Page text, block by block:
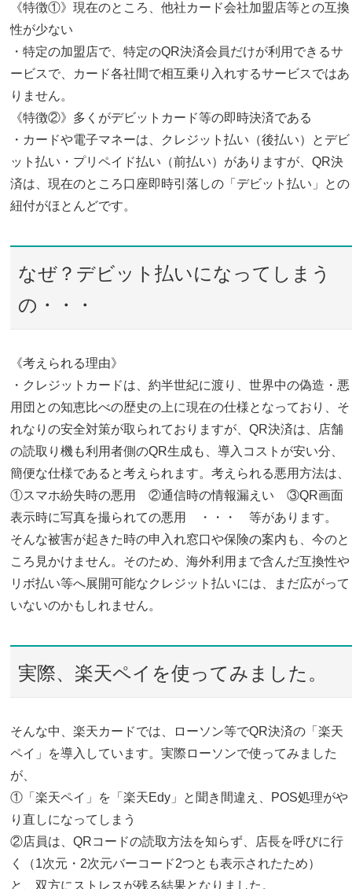
《特徴①》現在のところ、他社カード会社加盟店等との互換
性が少ない
・特定の加盟店で、特定のQR決済会員だけが利用できるサ
ービスで、カード各社間で相互乗り入れするサービスではあ
りません。
《特徴②》多くがデビットカード等の即時決済である
・カードや電子マネーは、クレジット払い（後払い）とデビ
ット払い・プリペイド払い（前払い）がありますが、QR決
済は、現在のところ口座即時引落しの「デビット払い」との
紐付がほとんどです。
なぜ？デビット払いになってしまう
の・・・
《考えられる理由》
・クレジットカードは、約半世紀に渡り、世界中の偽造・悪
用団との知恵比べの歴史の上に現在の仕様となっており、そ
れなりの安全対策が取られておりますが、QR決済は、店舗
の読取り機も利用者側のQR生成も、導入コストが安い分、
簡便な仕様であると考えられます。考えられる悪用方法は、
①スマホ紛失時の悪用 ②通信時の情報漏えい ③QR画面
表示時に写真を撮られての悪用 ・・・ 等があります。
そんな被害が起きた時の申入れ窓口や保険の案内も、今のと
ころ見かけません。そのため、海外利用まで含んだ互換性や
リボ払い等へ展開可能なクレジット払いには、まだ広がって
いないのかもしれません。
実際、楽天ペイを使ってみました。
そんな中、楽天カードでは、ローソン等でQR決済の「楽天
ペイ」を導入しています。実際ローソンで使ってみました
が、
①「楽天ペイ」を「楽天Edy」と聞き間違え、POS処理がや
り直しになってしまう
②店員は、QRコードの読取方法を知らず、店長を呼びに行
く（1次元・2次元バーコード2つとも表示されたため）
と、双方にストレスが残る結果となりました。